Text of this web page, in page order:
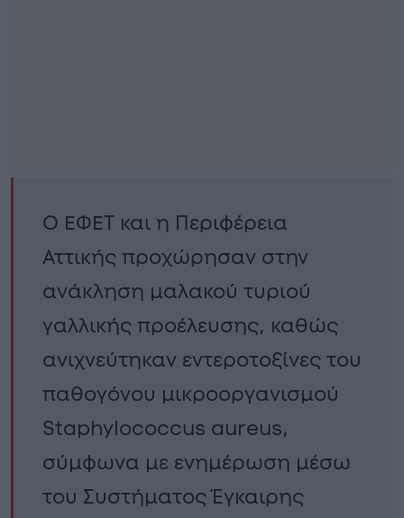
Ο ΕΦΕΤ και η Περιφέρεια
Αττικής προχώρησαν στην
ανάκληση μαλακού τυριού
γαλλικής προέλευσης, καθώς
ανιχνεύτηκαν εντεροτοξίνες του
παθογόνου μικροοργανισμού
Staphylococcus aureus,
σύμφωνα με ενημέρωση μέσω
του Συστήματος Έγκαιρης